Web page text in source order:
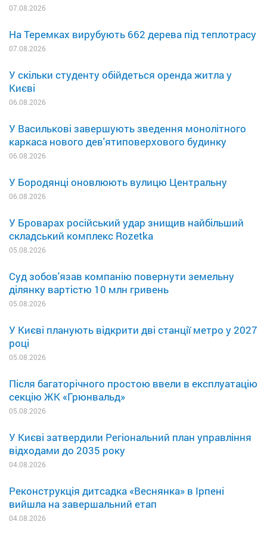
07.08.2026
На Теремках вирубують 662 дерева під теплотрасу
07.08.2026
У скільки студенту обійдеться оренда житла у
Києві
06.08.2026
У Василькові завершують зведення монолітного
каркаса нового дев'ятиповерхового будинку
06.08.2026
У Бородянці оновлюють вулицю Центральну
06.08.2026
У Броварах російський удар знищив найбільший
складський комплекс Rozetka
05.08.2026
Суд зобов'язав компанію повернути земельну
ділянку вартістю 10 млн гривень
05.08.2026
У Києві планують відкрити дві станції метро у 2027
році
05.08.2026
Після багаторічного простою ввели в експлуатацію
секцію ЖК «Грюнвальд»
05.08.2026
У Києві затвердили Регіональний план управління
відходами до 2035 року
04.08.2026
Реконструкція дитсадка «Веснянка» в Ірпені
вийшла на завершальний етап
04.08.2026